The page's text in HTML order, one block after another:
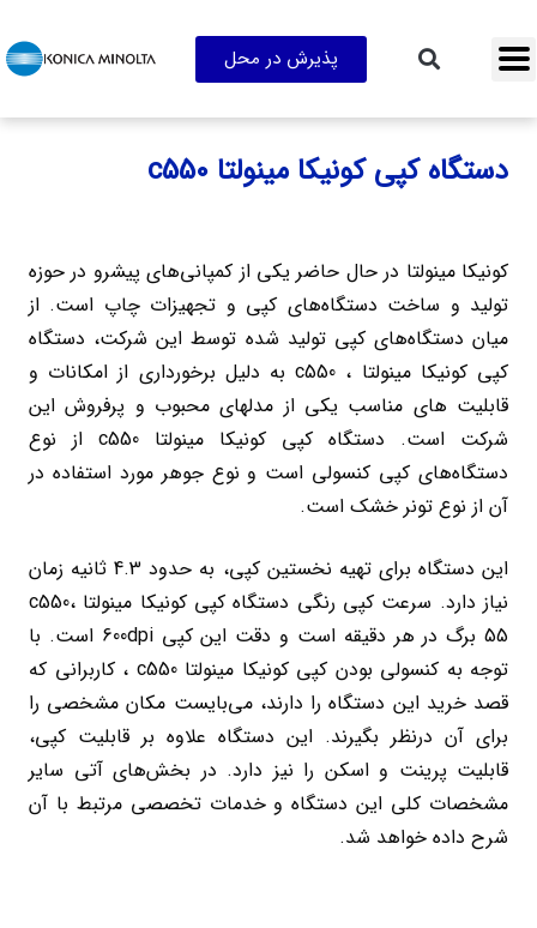
پذیرش در محل
دستگاه کپی کونیکا مینولتا c550
کونیکا مینولتا در حال حاضر یکی از کمپانی‌های پیشرو در حوزه
تولید و ساخت دستگاه‌های کپی و تجهیزات چاپ است. از
میان دستگاه‌های کپی تولید شده توسط این شرکت، دستگاه
کپی کونیکا مینولتا ، c550 به دلیل برخورداری از امکانات و
قابلیت های مناسب یکی از مدلهای محبوب و پرفروش این
شرکت است. دستگاه کپی کونیکا مینولتا c550 از نوع
دستگاه‌های کپی کنسولی است و نوع جوهر مورد استفاده در
آن از نوع تونر خشک است.
این دستگاه برای تهیه نخستین کپی، به حدود 4.3 ثانیه زمان
نیاز دارد. سرعت کپی رنگی دستگاه کپی کونیکا مینولتا c550،
55 برگ در هر دقیقه است و دقت این کپی 600dpi است. با
توجه به کنسولی بودن کپی کونیکا مینولتا c550 ، کاربرانی که
قصد خرید این دستگاه را دارند، می‌بایست مکان مشخصی را
برای آن درنظر بگیرند. این دستگاه علاوه بر قابلیت کپی،
قابلیت پرینت و اسکن را نیز دارد. در بخش‌های آتی سایر
مشخصات کلی این دستگاه و خدمات تخصصی مرتبط با آن
شرح داده خواهد شد.